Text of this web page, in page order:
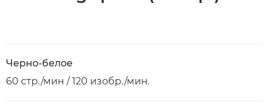
Черно-белое
60 стр./мин / 120 изобр./мин.